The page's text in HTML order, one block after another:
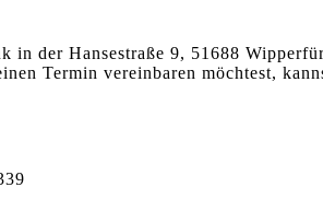
in der Hansestraße 9, 51688
Termin vereinbaren möchtest,